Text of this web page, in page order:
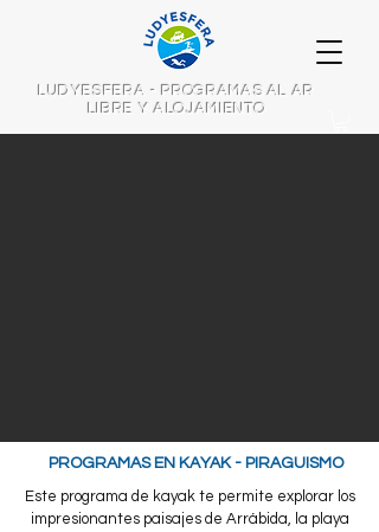
LUDYESFERA - PROGRAMAS AL AR
LIBRE Y ALOJAMIENTO
PROGRAMAS EN KAYAK - PIRAGUISMO
Este programa de kayak te permite explorar los
impresionantes paisajes de Arrábida, la playa